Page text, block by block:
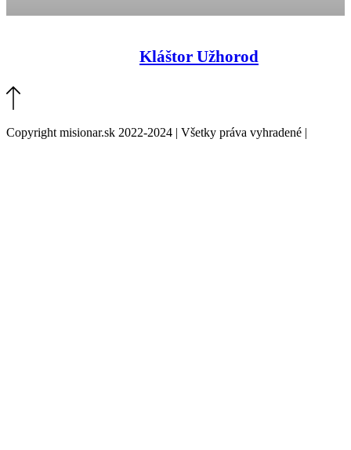
Kláštor Užhorod
Copyright misionar.sk 2022-2024 | Všetky práva vyhradené |